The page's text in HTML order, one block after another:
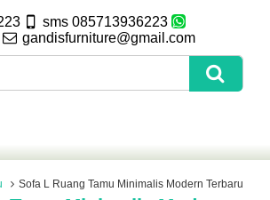
sms 085713936223
gandisfurniture@gmail.com
Sofa L Ruang Tamu Minimalis Modern Terbaru